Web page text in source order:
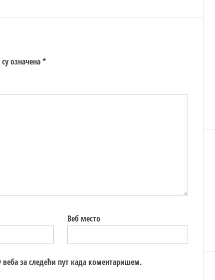
означена*
Веб место
за следећи пут када коментаришем.